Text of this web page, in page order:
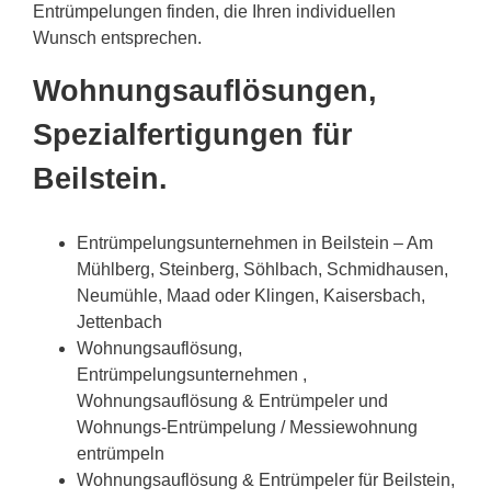
Entrümpelungen finden, die Ihren individuellen
Wunsch entsprechen.
Wohnungsauflösungen,
Spezialfertigungen für
Beilstein.
Entrümpelungsunternehmen in Beilstein – Am
Mühlberg, Steinberg, Söhlbach, Schmidhausen,
Neumühle, Maad oder Klingen, Kaisersbach,
Jettenbach
Wohnungsauflösung,
Entrümpelungsunternehmen ,
Wohnungsauflösung & Entrümpeler und
Wohnungs-Entrümpelung / Messiewohnung
entrümpeln
Wohnungsauflösung & Entrümpeler für Beilstein,